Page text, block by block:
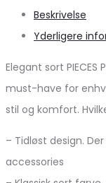
Beskrivelse
Yderligere
Elegant sort
must-have for
stil og komfort.
– Tidløst design.
accessories